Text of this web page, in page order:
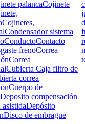
palancaCojinete
Cojinetes,
Condensador sistema
ConductoContacto
frenoCorrea
Correa
Cubierta Caja filtro de
correa
Cuerpo de
Deposito compensación
Depósito
Disco de embrague